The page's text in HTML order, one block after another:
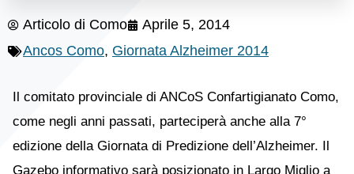
Articolo di Como
Aprile 5, 2014
Ancos Como, Giornata Alzheimer 2014
Il comitato provinciale di ANCoS Confartigianato Como,
come negli anni passati, parteciperà anche alla 7°
edizione della Giornata di Predizione dell’Alzheimer. Il
Gazebo informativo sarà posizionato in Largo Miglio a